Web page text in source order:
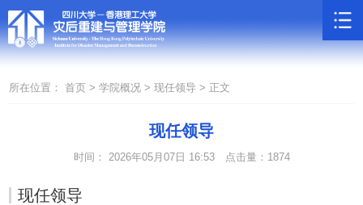
所在位置： 首页 >学院概况 >现任领导 > 正文
现任领导
时间： 2026年05月07日 16:53 点击量： 1874
现任领导